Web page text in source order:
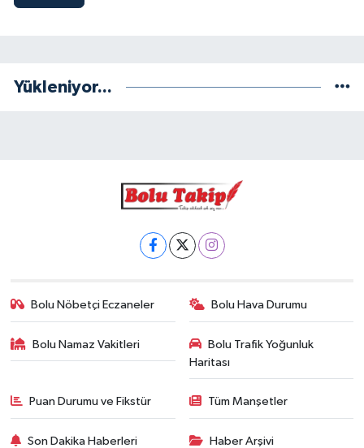
Yükleniyor...
Bolu Nöbetçi Eczaneler Bolu Hava Durumu
Bolu Namaz Vakitleri
Bolu Trafik Yoğunluk
Haritası
Puan Durumu ve Fikstür Tüm Manşetler
Son Dakika Haberleri Haber Arşivi